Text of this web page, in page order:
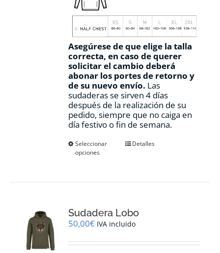
Asegúrese de que elige la talla
correcta, en caso de querer
solicitar el cambio deberá
abonar los portes de retorno y
de su nuevo envío. Las
sudaderas se sirven 4 días
después de la realización de su
pedido, siempre que no caiga en
día festivo o fin de semana.
Seleccionar
opciones
Este
se
pueden
en
Detalles
Sudadera Lobo
50,00€ IVA incluido